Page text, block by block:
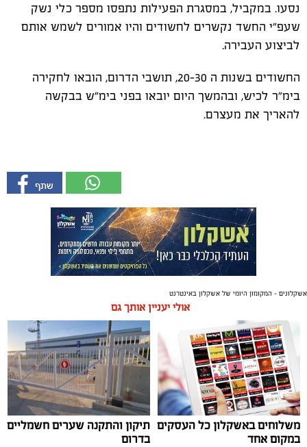
נסעו. במקביל, במסגרת הפעילות נתפסו מספר כלי נשק
שעפ"י החשד נקשרים לחשודים והיו אמורים לשמש אותם
לביצוע העבירה.
החשודים בשנות ה 20-30, תושבי הדרום, הובאו לחקירה
בימ"ר לכיש, ובהמשך היום יובאו בפני בימ"ש בבקשה
להאריך את מעצרם.
אשקלונים - המקומון היומי של אשקלון באינטרנט
אולי יעניין אותך גם
משלוחים באשקלון כל העסקים
במקום אחד
תיקון והתקנה שערים חשמליים
בדרום